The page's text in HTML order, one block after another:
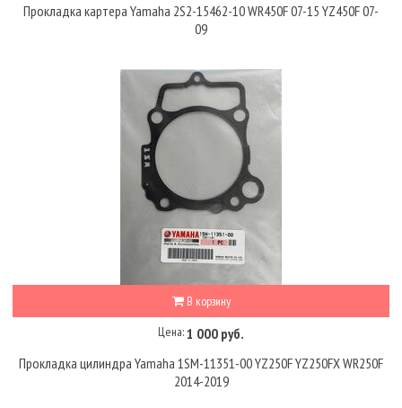
Прокладка картера Yamaha 2S2-15462-10 WR450F 07-15 YZ450F 07-
09
В корзину
Цена:1 000 руб.
Прокладка цилиндра Yamaha 1SM-11351-00 YZ250F YZ250FX WR250F
2014-2019